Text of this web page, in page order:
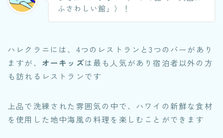
ふさわしい館」）！
ハレクラニには、4つのレストランと3つのバーがあり
ますが、 オーキッズは最も人気があり宿泊者以外の方
も訪れるレストランです
上品で洗練された雰囲気の中で、ハワイの新鮮な食材
を使用した地中海風の料理を楽しむことができます